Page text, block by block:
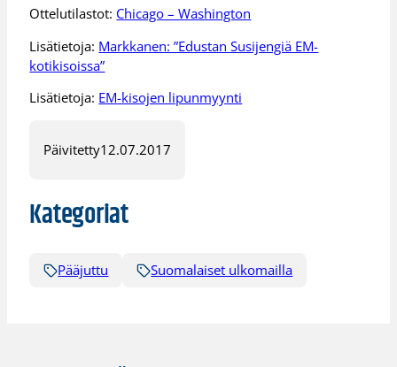
Ottelutilastot: Chicago – Washington
Lisätietoja: Markkanen: ”Edustan Susijengiä EM-
kotikisoissa”
Lisätietoja: EM-kisojen lipunmyynti
Päivitetty12.07.2017
Kategoriat
Pääjuttu Suomalaiset ulkomailla